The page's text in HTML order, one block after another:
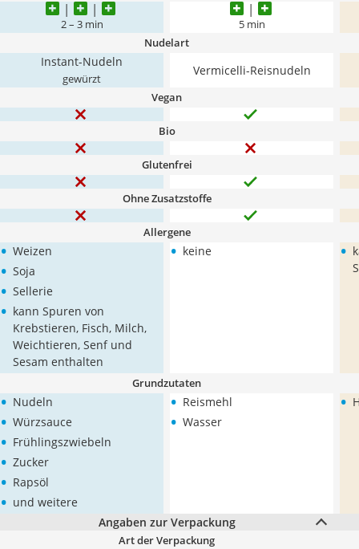
2 – 3 min 5 min
Nudelart
Instant-Nudeln
gewürzt
Vermicelli-Reisnudeln
Vegan
Bio
Glutenfrei
Ohne Zusatzstoffe
Allergene
• Weizen
• Soja
• Sellerie
• kann Spuren von
Krebstieren, Fisch, Milch,
Weichtieren, Senf und
Sesam enthalten
• keine •
Grundzutaten
• Nudeln
• Würzsauce
• Frühlingszwiebeln
• Zucker
• Rapsöl
• und weitere
• Reismehl
• Wasser
•
Angaben zur Verpackung
Art der Verpackung